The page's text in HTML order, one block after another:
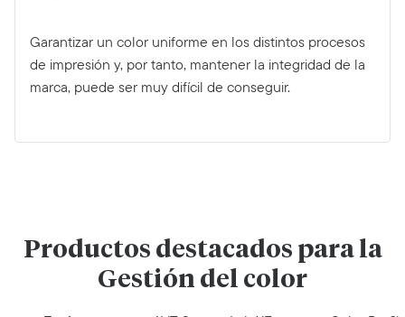
Garantizar un color uniforme en los distintos procesos
de impresión y, por tanto, mantener la integridad de la
marca, puede ser muy difícil de conseguir.
Productos destacados para la
Gestión del color